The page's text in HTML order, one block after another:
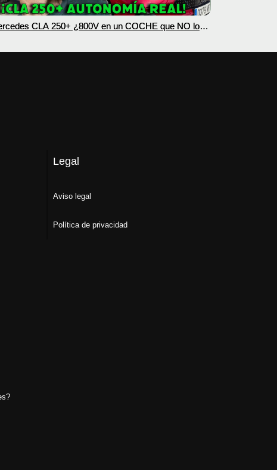
CLA 250+ ¿800V en un COCHE que NO lo
Legal
Aviso legal
Política de privacidad